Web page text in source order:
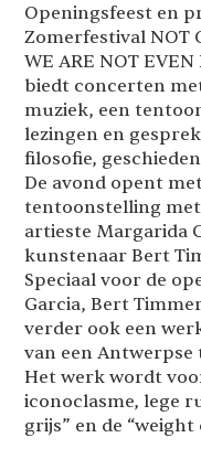
Openingsfeest en
Zomerfestival NOT
WE ARE NOT
biedt concerten
muziek, een
lezingen en
filosofie,
De avond opent
tentoonstelling met
artieste Margarida
kunstenaar Bert
Speciaal voor de
Garcia, Bert
verder ook een
van een
Het werk wordt
iconoclasme, lege
grijs” en de